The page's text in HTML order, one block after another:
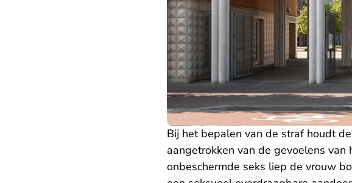
Bij het bepalen van de straf houdt de
aangetrokken van de gevoelens
onbeschermde seks liep de vrouw